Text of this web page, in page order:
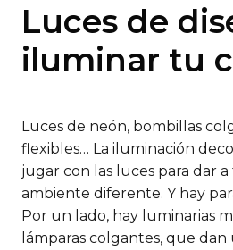
Luces de
iluminar tu
Luces de neón, bombillas
flexibles… La iluminación
jugar con las luces para dar
ambiente diferente. Y hay
Por un lado, hay luminarias
lámparas colgantes, que